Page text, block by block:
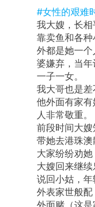
散心
劝她，
回来继
小姑
外表
夜在
觉。
送走公
她创建
圈，
富婆形象。 上周回老家看她，
她礼佛
潮汕女
佛。
人拜
刺耳，
长大
对文
认同
#女性的艰难
我大嫂，长相
靠卖鱼和各
外都是她一
婆嫌弃，当
一子一女。
我大哥也是
他外面有家
人非常敬重。
前段时间大
带她去港珠澳
大家纷纷劝
大嫂回来继续
说回小姑，年
外表家世般
外面赌（这